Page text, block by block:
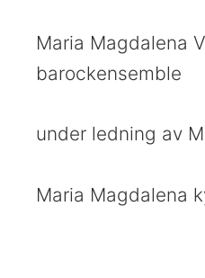
Maria Magdalena
barockensemble
under ledning av
Maria Magdalena